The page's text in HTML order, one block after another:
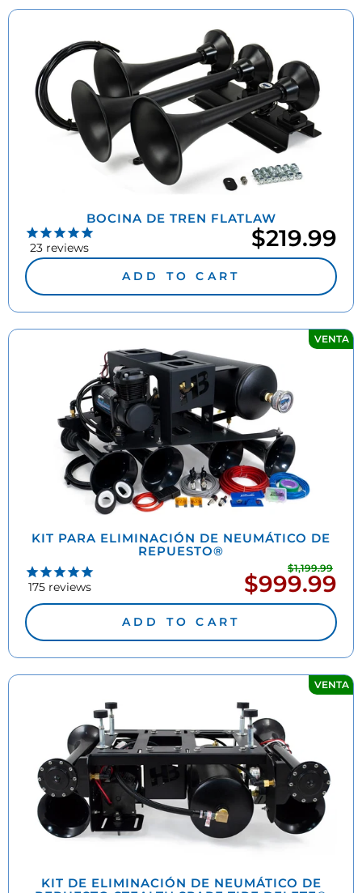
BOCINA DE TREN FLATLAW
23 reviews $219.99
ADD TO CART
VENTA
KIT PARA ELIMINACIÓN DE NEUMÁTICO DE
REPUESTO®
175reviews
$1,199.99
Precio
de
oferta
$999.99
ADD TO CART
VENTA
KIT DE ELIMINACIÓN DE NEUMÁTICO DE